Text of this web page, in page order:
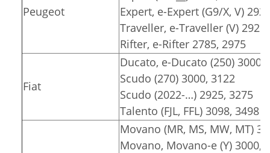
Peugeot
Expert, e-Expert (G9/X, V)
Traveller, e-Traveller (V)
Rifter, e-Rifter 2785, 2975
Fiat
Ducato, e-Ducato (250) 3000,
Scudo (270) 3000, 3122
Scudo (2022-…) 2925, 3275
Talento (FJL, FFL) 3098, 3498
Movano (MR, MS, MW, MT)
Movano, Movano-e (Y) 3000,